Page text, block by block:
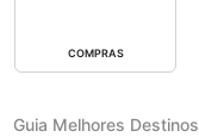
COMPRAS
Guia Melhores Destinos